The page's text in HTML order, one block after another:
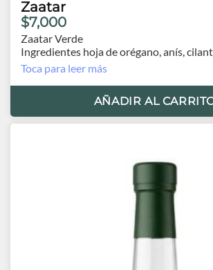
Zaatar
$7,000
Zaatar Verde
Ingredientes hoja de orégano, anís,
sésamo, sal, comino, sal de limón,
molido.
Toca para leer más
AÑADIR AL